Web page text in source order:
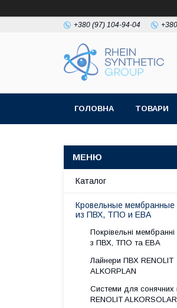
+380 (97) 104-94-04
ГОЛОВНА ТОВАРИ
Каталог
Кровельные мембранные
из ПВХ, ТПО и ЕВА
Покрівельні мембранні
з ПВХ, ТПО та ЕВА
Лайнери ПВХ RENOLIT
ALKORPLAN
Системи для сонячних
RENOLIT ALKORSOLAR